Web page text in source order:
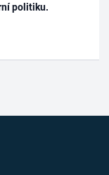
politiku.